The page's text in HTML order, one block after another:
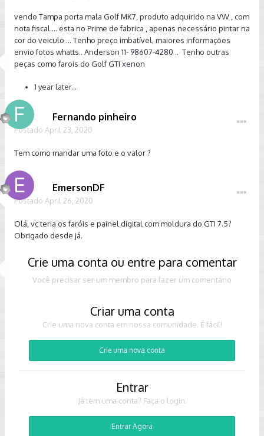
vendo Tampa porta mala Golf MK7, produto adquirido na VW , com
nota fiscal.... esta no Prime de fabrica , apenas necessário pintar na
cor do veiculo ... Tenho preço imbatível, maiores informações
envio fotos whatts.. Anderson 11- 98607-4280 .. Tenho outras
peças como farois do Golf GTI xenon
1 year later...
Fernando pinheiro
Postado April 23, 2020
Tem como mandar uma foto e o valor ?
EmersonDF
Postado April 26, 2020
Olá, vc teria os faróis e painel digital com moldura do GTI 7.5?
Obrigado desde já.
Crie uma conta ou entre para comentar
Você precisar ser um membro para fazer um comentário
Criar uma conta
Crie uma nova conta em nossa comunidade. É fácil!
Crie uma nova conta
Entrar
Já tem uma conta? Faça o login.
Entrar Agora